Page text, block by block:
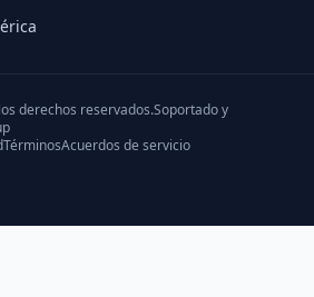
derechos reservados.Soportado y
TérminosAcuerdos de servicio